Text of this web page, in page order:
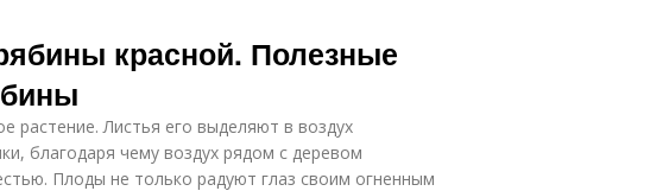
красной. Полезные
растение. Листья его выделяют в воздух
благодаря чему воздух рядом с деревом
Плоды не только радуют глаз своим огненным